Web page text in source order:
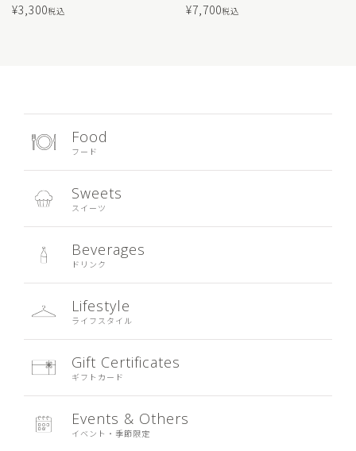
¥3,300税込
¥7,700税込
Food
フード
Sweets
スイーツ
Beverages
ドリンク
Lifestyle
ライフスタイル
Gift Certificates
ギフトカード
Events & Others
イベント・季節限定